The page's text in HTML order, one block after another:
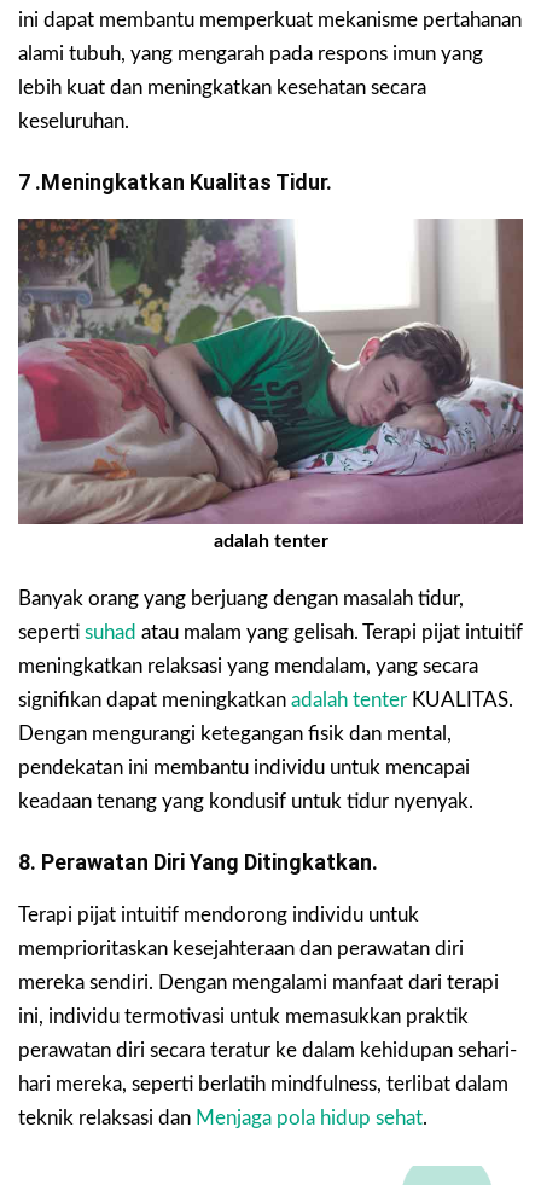
ini dapat membantu memperkuat mekanisme pertahanan
alami tubuh, yang mengarah pada respons imun yang
lebih kuat dan meningkatkan kesehatan secara
keseluruhan.
7 .Meningkatkan Kualitas Tidur.
adalah tenter
Banyak orang yang berjuang dengan masalah tidur,
seperti suhad atau malam yang gelisah. Terapi pijat intuitif
meningkatkan relaksasi yang mendalam, yang secara
signifikan dapat meningkatkan adalah tenter KUALITAS.
Dengan mengurangi ketegangan fisik dan mental,
pendekatan ini membantu individu untuk mencapai
keadaan tenang yang kondusif untuk tidur nyenyak.
8. Perawatan Diri Yang Ditingkatkan.
Terapi pijat intuitif mendorong individu untuk
memprioritaskan kesejahteraan dan perawatan diri
mereka sendiri. Dengan mengalami manfaat dari terapi
ini, individu termotivasi untuk memasukkan praktik
perawatan diri secara teratur ke dalam kehidupan sehari-
hari mereka, seperti berlatih mindfulness, terlibat dalam
teknik relaksasi dan Menjaga pola hidup sehat.